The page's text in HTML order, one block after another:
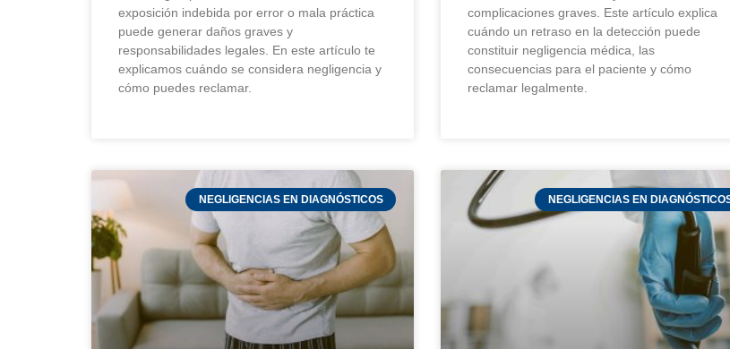
exposición indebida por error o mala práctica
puede generar daños graves y
responsabilidades legales. En este artículo te
explicamos cuándo se considera negligencia y
cómo puedes reclamar.
complicaciones graves. Este artículo explica
cuándo un retraso en la detección puede
constituir negligencia médica, las
consecuencias para el paciente y cómo
reclamar legalmente.
NEGLIGENCIAS EN DIAGNÓSTICOS NEGLIGENCIAS EN